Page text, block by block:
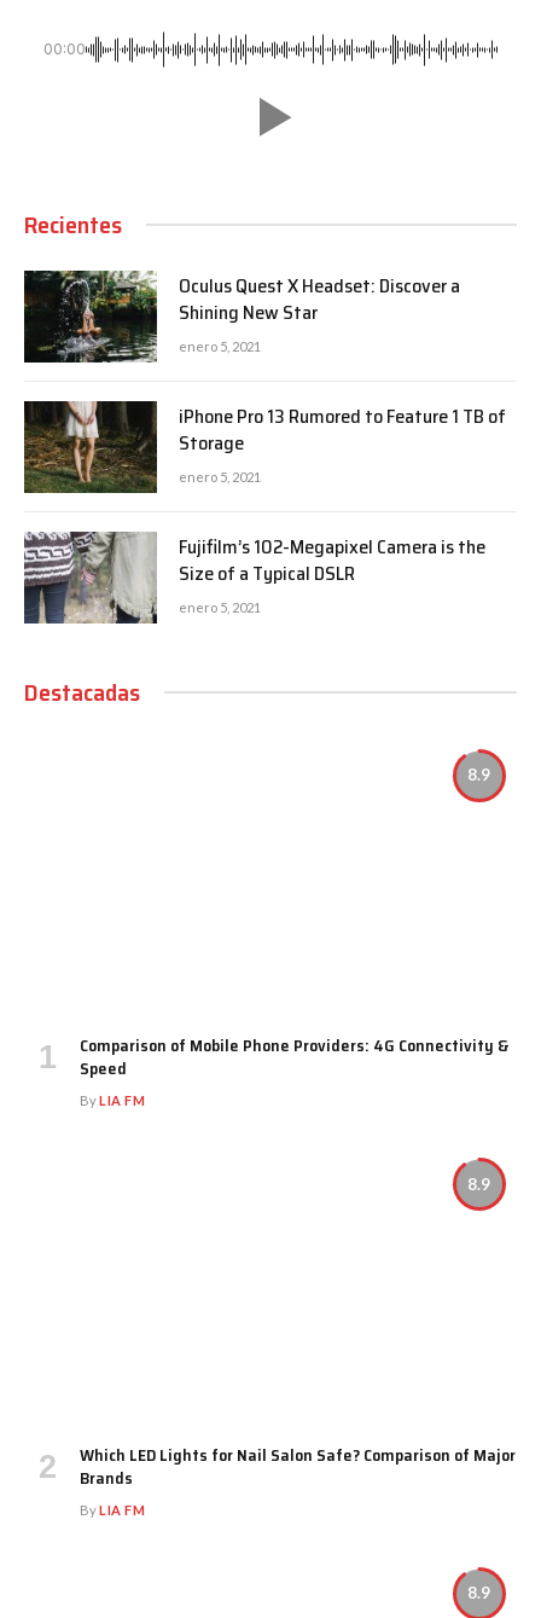
00:00
Recientes
Oculus Quest X Headset: Discover a
Shining New Star
enero 5, 2021
iPhone Pro 13 Rumored to Feature 1 TB of
Storage
enero 5, 2021
Fujifilm’s 102-Megapixel Camera is the
Size of a Typical DSLR
enero 5, 2021
Destacadas
8.9
Comparison of Mobile Phone Providers: 4G Connectivity &
Speed
ByLIA FM
8.9
Which LED Lights for Nail Salon Safe? Comparison of Major
Brands
ByLIA FM
8.9